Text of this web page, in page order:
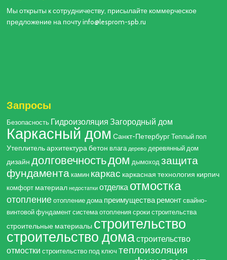
Мы открыты к сотрудничеству, присылайте коммерческое
предложение на почту info@lesprom-spb.ru
Запросы
Безопасность Гидроизоляция Загородный дом
Каркасный дом Санкт-Петербург Теплый пол
Утеплительархитектурабетон влага дерево деревянный дом
дизайн долговечностьдом дымоход защита
фундамента камин каркас каркасная технология кирпич
комфорт материал недостатки отделка отмостка
отопление отопление дома преимуществаремонт свайно-
винтовой фундамент система отопления сроки строительства
строительные материалы строительство
строительство домастроительство
отмостки строительство под ключ теплоизоляция